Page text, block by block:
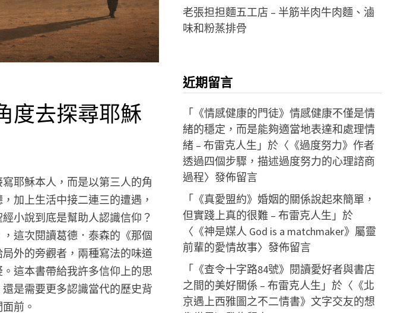
度去探尋耶穌
耶穌本人，而是以第三人的角
加上生活中接二連三的遭遇，
小說到底是幫助人認識信仰？
，這次閱讀葛德．泰森的《那個
外的旁觀者，兩種寫法的味道
這本書帶給我許多信仰上的思
是需要更多認識當代的歷史背
前。
老張担担麵五工店 – 半筋半肉牛肉麵、滷
味和粉蒸排骨
近期留言
「 《情感健康的門徒》情感健康不僅是情
緒的穩定，而是能夠適當地表達和處理情
緒 – 布雷克人生 」於〈 《過度努力》作者
透過四個步驟，描述過度努力的心理諮商
過程〉發佈留言
「 《真愛盟約》婚姻的關係說起來簡單，
但實踐上真的很難 – 布雷克人生 」於
〈 《神是媒人 God is a matchmaker》屬靈
前輩的愛情故事〉發佈留言
「 《查令十字路84號》閱讀愛好者與書店
之間的美好關係 – 布雷克人生 」於〈 《北
京遇上西雅圖之不二情書》文字交友的想